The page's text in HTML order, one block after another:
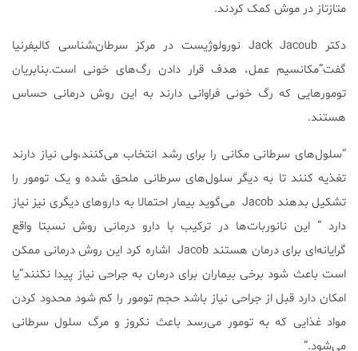
متازتاز در موش کمک کردند.
دکتر Jack Jacoub نورولوژیست در مرکز سرطان‌‍شناسی کالیفرنیا
گفت”مکانسیم عمل، هدف قرار دادن رگ‌های خونی است.بنابریان
تومور‌هایی که رگ خونی فراوانی دارند به این روش درمانی حساس
هستند.
“سلول‌های سرطانی مکانی را برای رشد انتخاب می‌کنند،ولی نیاز دارند
تغذیه کنند تا به دیگر سلول‌های سرطانی ملحق شده و یک تومور را
تشکیل بدهند Jacob می‌گوید بیمار احتمالا به داروهای دیگری نیز نیاز
دارد ” این نانوربات‌ها در ترکیب با دارو درمانی روش نسبتا واقع
گرایانه‌ای برای درمان هستند Jacob اشاره کرد این روش درمانی ممکن
است باعث شود برخی بیماران برای درمان به جراحی نیاز پیدا نکنند”یا
امکان دارد قبل از جراحی نیاز باشد حجم تومور را کم شود محدود کردن
مواد غذایی که به تومور می‌رسد باعث نکروز و مرگ سلول سرطانی
می‌شود.”